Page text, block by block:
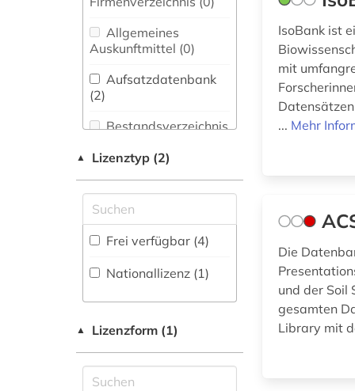
Buch- und
Bibliothekswesen,
Informationswissenschaft
(0)
Pharmazie (1)
Elektrotechnik,
Elektronik,
Nachrichtentechnik (0)
Energietechnik (1)
Ethnologie (0)
Geographie (4)
(10)
Niederlandistik.
(1)
chemie (1)
digitale karte (1)
futtermittel (1)
geochemie (1)
geologie (3)
(1)
gesteinskunde (1)
(1)
Allgemeines
Auskunftmittel (0)
Aufsatzdatenbank
(2)
Bestandsverzeichnis
Buchhandelsverzeichnis
Disziplinäre
Forschungsdatenrepositorien
▲ Lizenztyp (2)
Frei verfügbar (4)
Nationallizenz (1)
▲ Lizenzform (1)
IsoBank ist
mit
... Mehr
Die
und der Soil
gesamten
Library mit